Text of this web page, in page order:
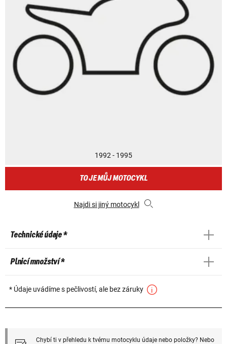
1992 - 1995
TO JE MŮJ MOTOCYKL
Najdi si jiný motocykl
Technické údaje *
Plnicí množství *
* Údaje uvádíme s pečlivostí, ale bez záruky
Chybí ti v přehledu k tvému motocyklu údaje nebo položky? Nebo